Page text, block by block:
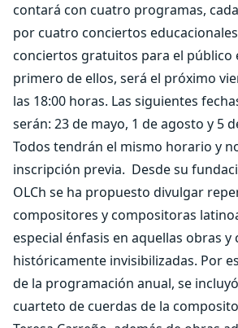
contará con cuatro programas,
por cuatro conciertos
conciertos gratuitos para el público
primero de ellos, será el próximo
las 18:00 horas. Las siguientes
serán: 23 de mayo, 1 de agosto y 5
Todos tendrán el mismo horario y
inscripción previa. Desde su
OLCh se ha propuesto divulgar
compositores y compositoras
especial énfasis en aquellas obras
históricamente invisibilizadas. Por
de la programación anual, se
cuarteto de cuerdas de la